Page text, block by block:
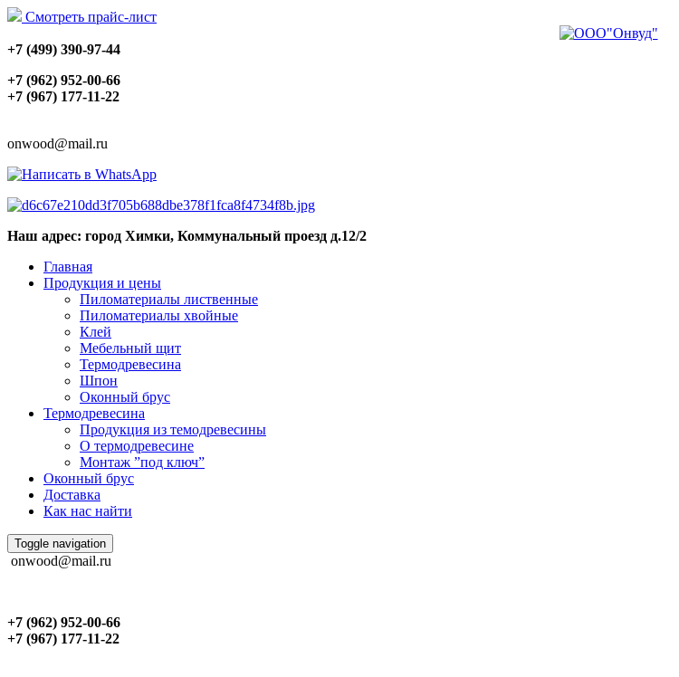
Смотреть прайс-лист
+7 (499) 390-97-44
+7 (962) 952-00-66
+7 (967) 177-11-22
onwood@mail.ru
Наш адрес: город Химки, Коммунальный проезд д.12/2
Главная
Продукция и цены
Пиломатериалы лиственные
Пиломатериалы хвойные
Клей
Мебельный щит
Термодревесина
Шпон
Оконный брус
Термодревесина
Продукция из темодревесины
О термодревесине
Монтаж ”под ключ”
Оконный брус
Доставка
Как нас найти
Toggle navigation
onwood@mail.ru
+7 (962) 952-00-66
+7 (967) 177-11-22